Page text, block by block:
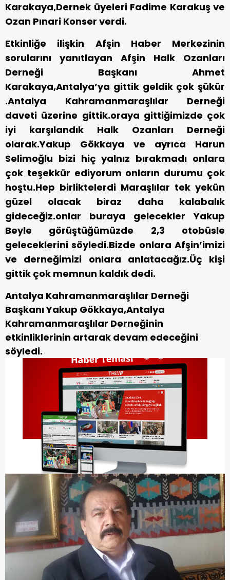
Karakaya,Dernek üyeleri Fadime Karakuş ve
Ozan Pınari Konser verdi.
Etkinliğe ilişkin Afşin Haber Merkezinin
sorularını yanıtlayan Afşin Halk Ozanları
Derneği Başkanı Ahmet
Karakaya,Antalya’ya gittik geldik çok şükür
.Antalya Kahramanmaraşlılar Derneği
daveti üzerine gittik.oraya gittiğimizde çok
iyi karşılandık Halk Ozanları Derneği
olarak.Yakup Gökkaya ve ayrıca Harun
Selimoğlu bizi hiç yalnız bırakmadı onlara
çok teşekkür ediyorum onların durumu çok
hoştu.Hep birliktelerdi Maraşlılar tek yekün
güzel olacak biraz daha kalabalık
gideceğiz.onlar buraya gelecekler Yakup
Beyle görüştüğümüzde 2,3 otobüsle
geleceklerini söyledi.Bizde onlara Afşin’imizi
ve derneğimizi onlara anlatacağız.Üç kişi
gittik çok memnun kaldık dedi.
Antalya Kahramanmaraşlılar Derneği
Başkanı Yakup Gökkaya,Antalya
Kahramanmaraşlılar Derneğinin
etkinliklerinin artarak devam edeceğini
söyledi.